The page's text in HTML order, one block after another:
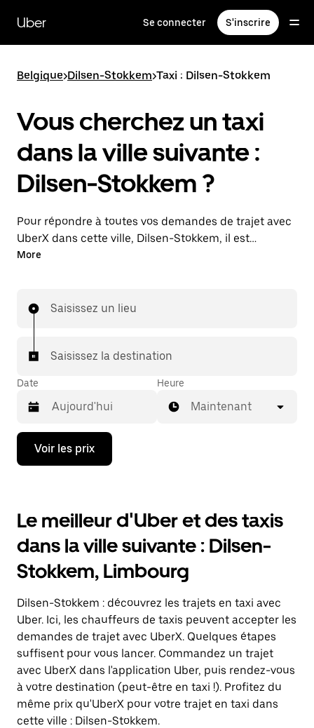
contenu
principal
Uber Se connecter S'inscrire
Belgique>Dilsen-Stokkem>Taxi : Dilsen-Stokkem
Vous cherchez un taxi
dans la ville suivante :
Dilsen-Stokkem ?
Pour répondre à toutes vos demandes de trajet avec
UberX dans cette ville, Dilsen-Stokkem, il est
probable que nous vous mettions en relation avec un
abordables et de la même disponibilité (24 h/24 et
More
Saisissez un lieu
Saisissez la destination
Date
Appuyez
la
bas
pour
ouvrir
le
calendrier
et
une
date.
Appuyez
sur
la
touche
Échap
pour
fermer
le
Heure
Maintenant
Voir les prix
Le meilleur d'Uber et des taxis
dans la ville suivante : Dilsen-
Stokkem, Limbourg
Dilsen-Stokkem : découvrez les trajets en taxi avec
Uber. Ici, les chauffeurs de taxis peuvent accepter les
demandes de trajet avec UberX. Quelques étapes
suffisent pour vous lancer. Commandez un trajet
avec UberX dans l'application Uber, puis rendez-vous
à votre destination (peut-être en taxi !). Profitez du
même prix qu'UberX pour votre trajet en taxi dans
cette ville : Dilsen-Stokkem.